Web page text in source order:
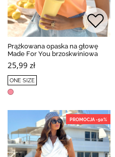
Prążkowana opaska na głowę
Made For You brzoskwiniowa
25,99 zł
ONE SIZE
PROMOCJA -50%